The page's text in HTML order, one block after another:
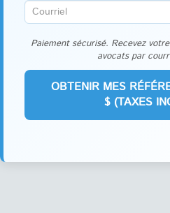
Paiement sécurisé. Recevez
avocats par